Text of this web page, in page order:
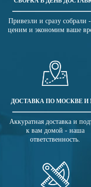
Привезли и сразу собрали
ценим и экономим ваше
ДОСТАВКА ПО МОСКВЕ И
Аккуратная доставка и
к вам домой - наша
ответственность.